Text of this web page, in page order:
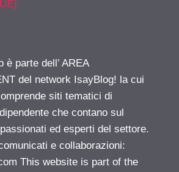
è parte dell’ AREA
del network IsayBlog! la cui
siti tematici di
che contano sul
ed esperti del settore.
e collaborazioni:
This website is part of the